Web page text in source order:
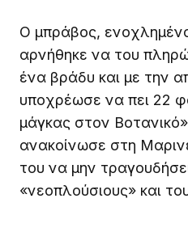
Ο μπράβος,
αρνήθηκε να του
ένα βράδυ και με την
υποχρέωσε να πει 22
μάγκας στον
ανακοίνωσε στη
του να μην
«νεοπλούσιους» και